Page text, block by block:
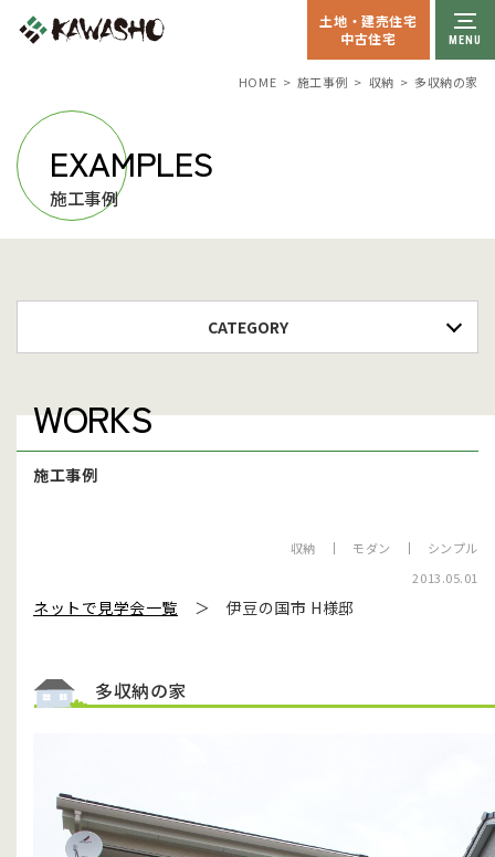
土地・建売住宅
中古住宅
HOME 施工事例 収納 多収納の家
EXAMPLES
施工事例
CATEGORY
WORKS
施工事例
収納 モダン
シンプル
2013.05.01
ネットで見学会一覧 ＞ 伊豆の国市 H様邸
多収納の家